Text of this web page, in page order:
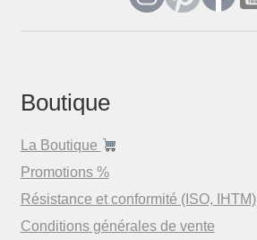
Boutique
La Boutique
Promotions %
Résistance et conformité (ISO, IHTM)
Conditions générales de vente